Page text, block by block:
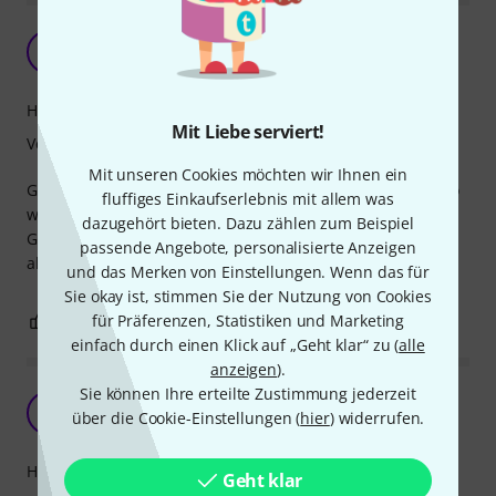
Mit Liebe serviert!
Mit unseren Cookies möchten wir Ihnen ein
fluffiges Einkaufserlebnis mit allem was
dazugehört bieten. Dazu zählen zum Beispiel
passende Angebote, personalisierte Anzeigen
und das Merken von Einstellungen. Wenn das für
Sie okay ist, stimmen Sie der Nutzung von Cookies
für Präferenzen, Statistiken und Marketing
einfach durch einen Klick auf „Geht klar“ zu (alle
anzeigen).
Sie können Ihre erteilte Zustimmung jederzeit
über die Cookie-Einstellungen (hier) widerrufen.
Geht klar
Franz aus E. 27.10.2018
Gator Deluxe hat einen 40 Jahre alten Koffer ersetzt und so
wie er daher kommt schafft er die nächsten 40 Jahre.
Geht gut für 6- und 12-Saiter, deshalb etwas voluminöser
als meine anderen Cases.
Handling
Verarbeitung
0 BEWERTUNG MELDEN
Robustes Case für Jazz-Gitarren
Mario Z. 15.01.2014
Handling